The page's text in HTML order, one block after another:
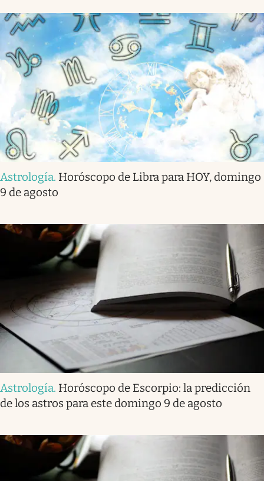
Astrología. Horóscopo de Libra para HOY, domingo
9 de agosto
Astrología. Horóscopo de Escorpio: la predicción
de los astros para este domingo 9 de agosto